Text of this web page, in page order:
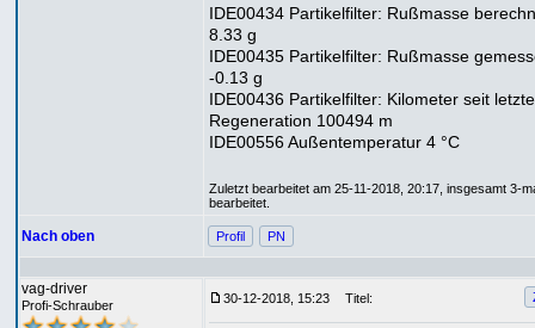
IDE00434 Partikelfilter: Rußmasse
8.33 g
IDE00435 Partikelfilter: Rußmasse
-0.13 g
IDE00436 Partikelfilter: Kilometer seit
Regeneration 100494 m
IDE00556 Außentemperatur 4 °C
Zuletzt bearbeitet am 25-11-2018, 20:17, insgesamt 3-
bearbeitet.
Nach oben Profil PN
vag-driver
Profi-Schrauber 30-12-2018, 15:23 Titel: